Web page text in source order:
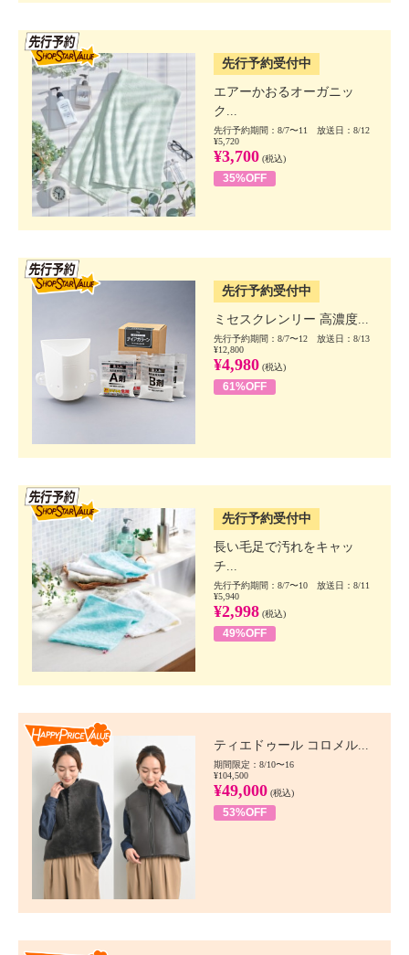
先行予約受付中
エアーかおるオーガニッ
ク...
先行予約期間：8/7〜11 放送日：8/12
¥5,720
¥3,700 (税込)
35%OFF
先行予約受付中
ミセスクレンリー 高濃度...
先行予約期間：8/7〜12 放送日：8/13
¥12,800
¥4,980 (税込)
61%OFF
先行予約受付中
長い毛足で汚れをキャッ
チ...
先行予約期間：8/7〜10 放送日：8/11
¥5,940
¥2,998 (税込)
49%OFF
ティエドゥール コロメル...
期間限定：8/10〜16
¥104,500
¥49,000 (税込)
53%OFF